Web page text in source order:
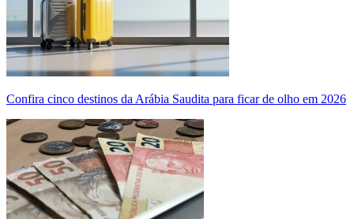
Confira cinco destinos da Arábia Saudita para ficar de olho em 2026